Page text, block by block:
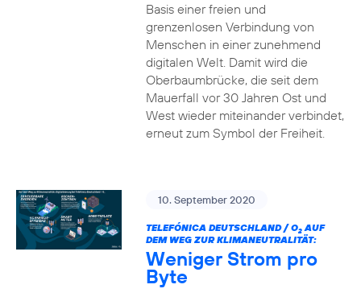
Basis einer freien und
grenzenlosen Verbindung von
Menschen in einer zunehmend
digitalen Welt. Damit wird die
Oberbaumbrücke, die seit dem
Mauerfall vor 30 Jahren Ost und
West wieder miteinander verbindet,
erneut zum Symbol der Freiheit.
10. September 2020
TELEFÓNICA DEUTSCHLAND / O2AUF
DEM WEG ZUR KLIMANEUTRALITÄT:
Weniger Strom pro
Byte